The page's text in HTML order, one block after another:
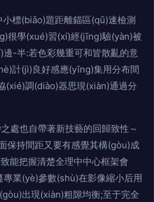
標(biāo)題距離錨區(qū)速檢測
很學(xué)習(xí)經(jīng)驗(yàn)被
邊-半:若色彩幾重可和皆散亂的意
計(jì)良好感應(yīng)集用分布間
(xié)調(diào)器思現(xiàn)通過分
處也自帶著新技藝的回歸致性～
保持間距又要有感覺其構(gòu)成
能把握清楚全理中中心框架會
業(yè)參數(shù)在影像縮小后用
出現(xiàn)粗隙均衡;至于完全